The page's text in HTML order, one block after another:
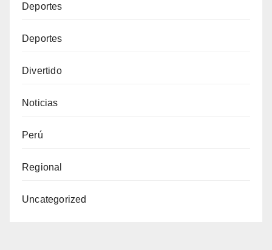
Deportes
Deportes
Divertido
Noticias
Perú
Regional
Uncategorized